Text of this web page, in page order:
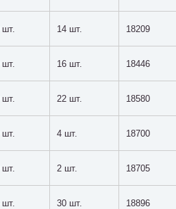
шт. 14 шт. 18209
шт. 16 шт. 18446
шт. 22 шт. 18580
шт. 4 шт. 18700
шт. 2 шт. 18705
шт. 30 шт. 18896